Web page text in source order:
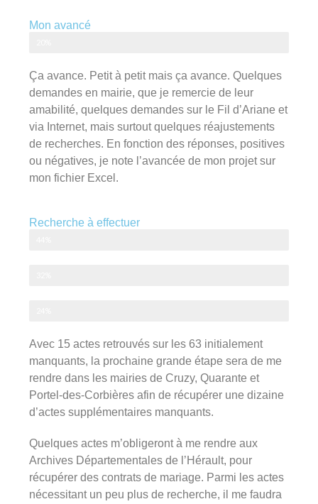
Mon avancé
Ça avance. Petit à petit mais ça avance. Quelques
demandes en mairie, que je remercie de leur
amabilité, quelques demandes sur le Fil d’Ariane et
via Internet, mais surtout quelques réajustements
de recherches. En fonction des réponses, positives
ou négatives, je note l’avancée de mon projet sur
mon fichier Excel.
Recherche à effectuer
Avec 15 actes retrouvés sur les 63 initialement
manquants, la prochaine grande étape sera de me
rendre dans les mairies de Cruzy, Quarante et
Portel-des-Corbières afin de récupérer une dizaine
d’actes supplémentaires manquants.
Quelques actes m’obligeront à me rendre aux
Archives Départementales de l’Hérault, pour
récupérer des contrats de mariage. Parmi les actes
nécessitant un peu plus de recherche, il me faudra